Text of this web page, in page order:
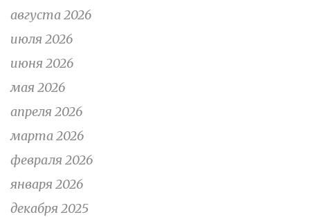
августа 2026
июля 2026
июня 2026
мая 2026
апреля 2026
марта 2026
февраля 2026
января 2026
декабря 2025